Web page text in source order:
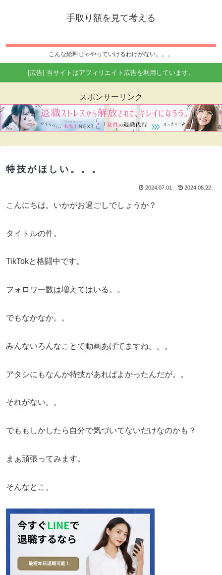
手取り額を見て考える
こんな給料じゃやっていけるわけがない。。。
[広告] 当サイトはアフィリエイト広告を利用しています。
スポンサーリンク
特技がほしい。。。
2024.07.01 2024.08.22
こんにちは。いかがお過ごしでしょうか？
タイトルの件。
TikTokと格闘中です。
フォロワー数は増えてはいる。。
でもなかなか。。
みんないろんなことで動画あげてますね。。。
アタシにもなんか特技があればよかったんだが。。
それがない。。
でももしかしたら自分で気づいてないだけなのかも？
まぁ頑張ってみます。
そんなとこ。